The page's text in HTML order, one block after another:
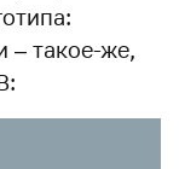
– такое-же,